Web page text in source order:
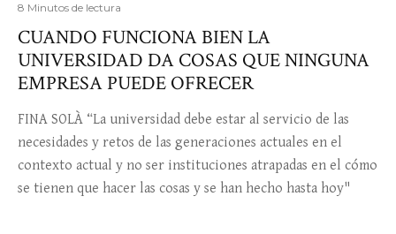
8 Minutos de lectura
CUANDO FUNCIONA BIEN LA
UNIVERSIDAD DA COSAS QUE NINGUNA
EMPRESA PUEDE OFRECER
FINA SOLÀ “La universidad debe estar al servicio de las
necesidades y retos de las generaciones actuales en el
contexto actual y no ser instituciones atrapadas en el cómo
se tienen que hacer las cosas y se han hecho hasta hoy"